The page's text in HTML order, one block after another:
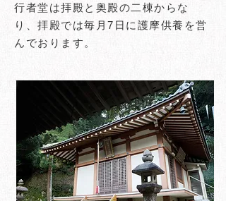
行者堂は拝殿と奥殿の二棟からな
り、拝殿では毎月7日に護摩供養を営
んでおります。